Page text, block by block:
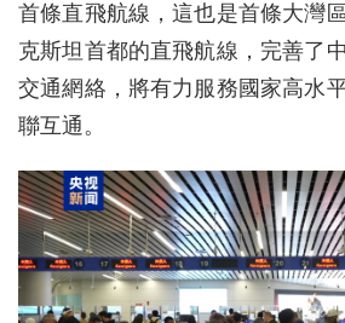
首條直飛航線，這也是首條大灣
克斯坦首都的直飛航線，完善了
交通網絡，將有力服務國家高水
聯互通。